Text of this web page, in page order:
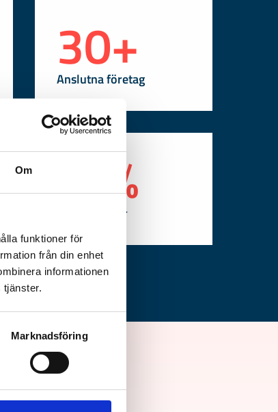
Om
funktioner för
från din enhet
informationen
tjänster.
Marknadsföring
30+
Anslutna företag
94%
Nöjda kunder